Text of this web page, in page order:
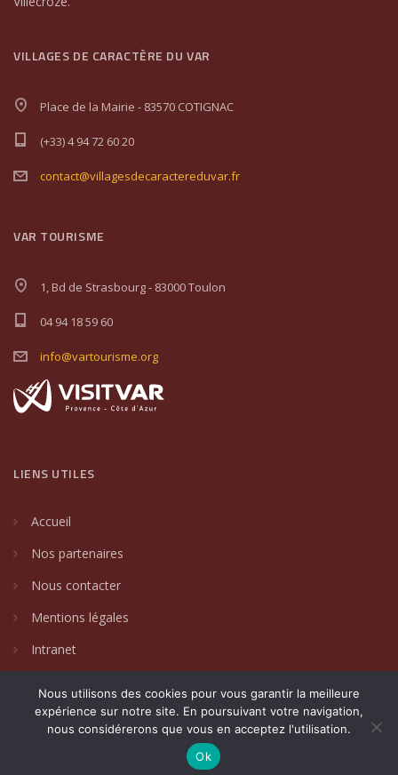
VILLAGES DE CARACTÈRE DU VAR
Place de la Mairie - 83570 COTIGNAC
(+33) 4 94 72 60 20
contact@villagesdecaractereduvar.fr
VAR TOURISME
1, Bd de Strasbourg - 83000 Toulon
04 94 18 59 60
info@vartourisme.org
LIENS UTILES
Accueil
Nos partenaires
Nous contacter
Mentions légales
Intranet
2024 © Villages de caractère du Var. Un site créé parDAKIN
Communication Globale
Nous utilisons des cookies pour vous garantir la meilleure
expérience sur notre site. En poursuivant votre navigation,
nous considérerons que vous en acceptez l'utilisation.
Ok